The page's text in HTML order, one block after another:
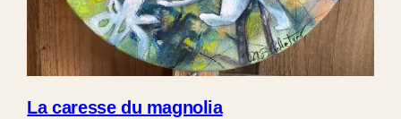
La caresse du magnolia